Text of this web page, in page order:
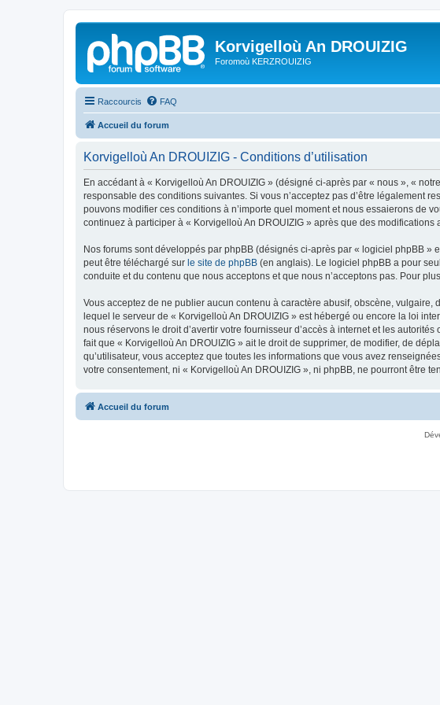
Korvigelloù An DROUIZIG
Foromoù KERZROUIZIG
Raccourcis FAQ
Accueil du forum
Korvigelloù An DROUIZIG - Conditions d’utilisation
En accédant à « Korvigelloù An DROUIZIG » (désigné ci-après par « nous », «
responsable des conditions suivantes. Si vous n’acceptez pas d’être légalement
pouvons modifier ces conditions à n’importe quel moment et nous essaierons de
continuez à participer à « Korvigelloù An DROUIZIG » après que des
Nos forums sont développés par phpBB (désignés ci-après par « logiciel phpBB
peut être téléchargé sur le site de phpBB (en anglais). Le logiciel phpBB a pour
conduite et du contenu que nous acceptons et que nous n’acceptons pas. Pour
Vous acceptez de ne publier aucun contenu à caractère abusif, obscène,
lequel le serveur de « Korvigelloù An DROUIZIG » est hébergé ou encore la loi
nous réservons le droit d’avertir votre fournisseur d’accès à internet et les
fait que « Korvigelloù An DROUIZIG » ait le droit de supprimer, de modifier, de
qu’utilisateur, vous acceptez que toutes les informations que vous avez
votre consentement, ni « Korvigelloù An DROUIZIG », ni phpBB, ne pourront être
Accueil du forum